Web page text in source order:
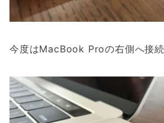
今度はMacBook Proの右側へ接続